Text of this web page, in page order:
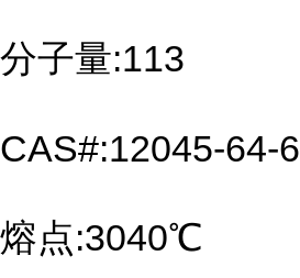
分子量:113
CAS#:12045-64-6
熔点:3040℃